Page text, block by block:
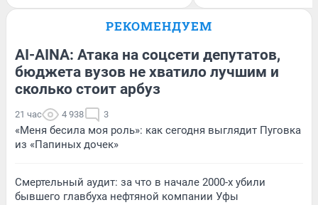
РЕКОМЕНДУЕМ
AI-AINA: Атака на соцсети депутатов,
бюджета вузов не хватило лучшим и
сколько стоит арбуз
21 час 4 938 3
«Меня бесила моя роль»: как сегодня выглядит Пуговка
из «Папиных дочек»
Смертельный аудит: за что в начале 2000-х убили
бывшего главбуха нефтяной компании Уфы